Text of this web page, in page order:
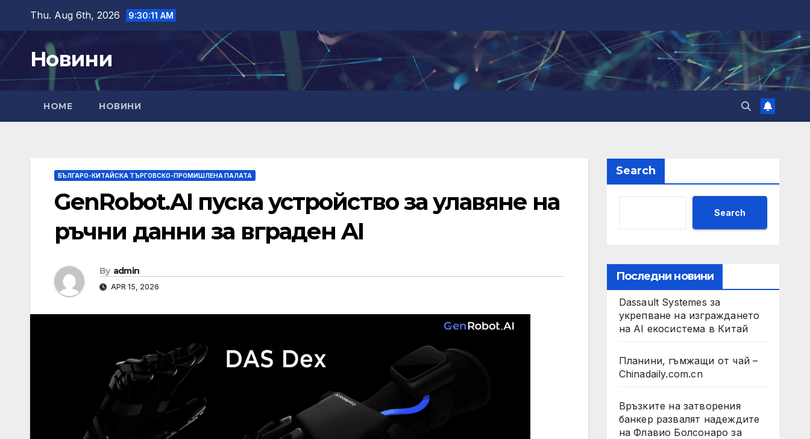
content
Thu. Aug 6th, 2026 9:30:12 AM
Новини
HOME НОВИНИ
БЪЛГАРО-КИТАЙСКА ТЪРГОВСКО-ПРОМИШЛЕНА ПАЛАТА
GenRobot.AI пуска устройство за улавяне на
ръчни данни за вграден AI
By admin
APR 15, 2026
Search
Search
Последни новини
Dassault Systemes за
укрепване на изграждането
на AI екосистема в Китай
Планини, гъмжащи от чай –
Chinadaily.com.cn
Връзките на затворения
банкер развалят надеждите
на Флавио Болсонаро за